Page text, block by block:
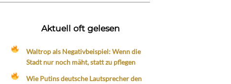
Aktuell oft gelesen
Waltrop als Negativbeispiel: Wenn die
Stadt nur noch mäht, statt zu pflegen
Wie Putins deutsche Lautsprecher den